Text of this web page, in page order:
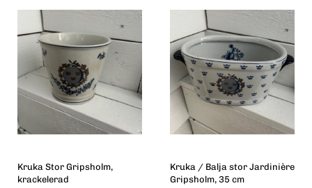
Kruka Stor Gripsholm,
krackelerad
Kruka / Balja stor Jardinière
Gripsholm, 35 cm